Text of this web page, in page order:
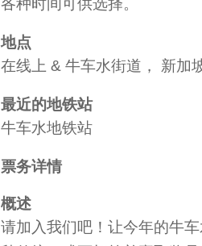
各种时间可供选择。
地点
在线上 & 牛车水街道， 新加
最近的地铁站
牛车水地铁站
票务详情
概述
请加入我们吧！让今年的牛